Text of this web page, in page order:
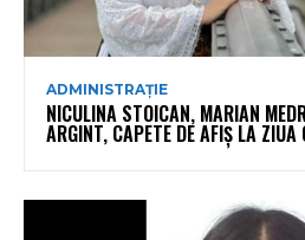
ADMINISTRAȚIE
NICULINA STOICAN, MARIAN
ARGINT, CAPETE DE AFIȘ LA ZIUA